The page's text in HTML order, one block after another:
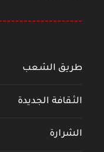
طريق الشعب
الثقافة الجديدة
الشرارة